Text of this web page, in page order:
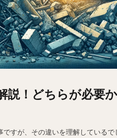
説！どちらが必要
すが、その違いを理解しているで